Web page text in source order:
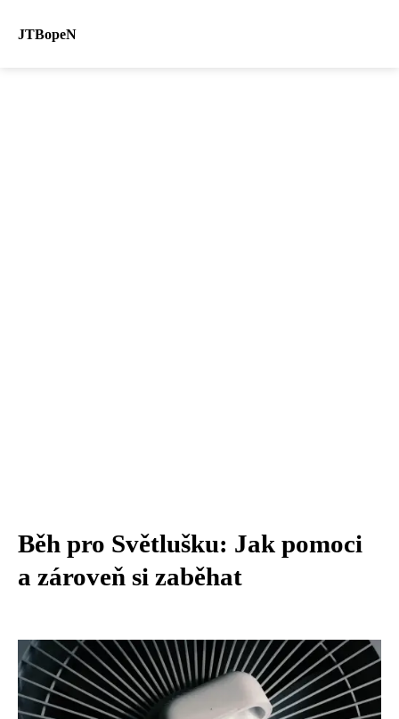
JTBopeN
Běh pro Světlušku: Jak pomoci
a zároveň si zaběhat